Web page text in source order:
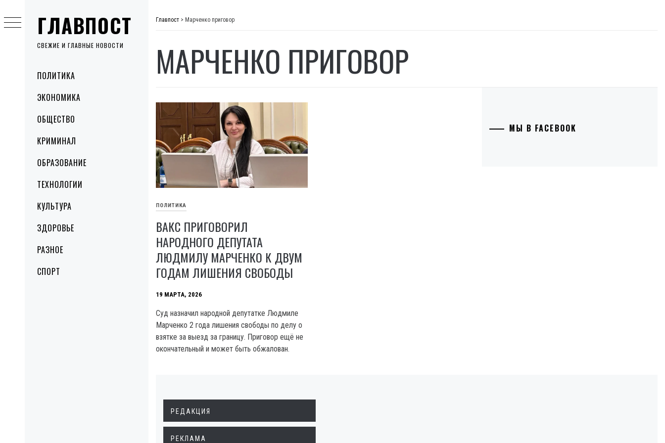
ГЛАВПОСТ
СВЕЖИЕ И ГЛАВНЫЕ НОВОСТИ
MenuПОЛИТИКА
ЭКОНОМИКА
ОБЩЕСТВО
КРИМИНАЛ
ОБРАЗОВАНИЕ
ТЕХНОЛОГИИ
КУЛЬТУРА
ЗДОРОВЬЕ
РАЗНОЕ
СПОРТ
to
content
Главпост > Марченко приговор
МАРЧЕНКО ПРИГОВОР
ПОЛИТИКА
ВАКС ПРИГОВОРИЛ
НАРОДНОГО ДЕПУТАТА
ЛЮДМИЛУ МАРЧЕНКО К ДВУМ
ГОДАМ ЛИШЕНИЯ СВОБОДЫ
19 МАРТА, 2026
Суд назначил народной депутатке Людмиле
Марченко 2 года лишения свободы по делу о
взятке за выезд за границу. Приговор ещё не
окончательный и может быть обжалован.
МЫ В FACEBOOK
РЕДАКЦИЯ
РЕКЛАМА